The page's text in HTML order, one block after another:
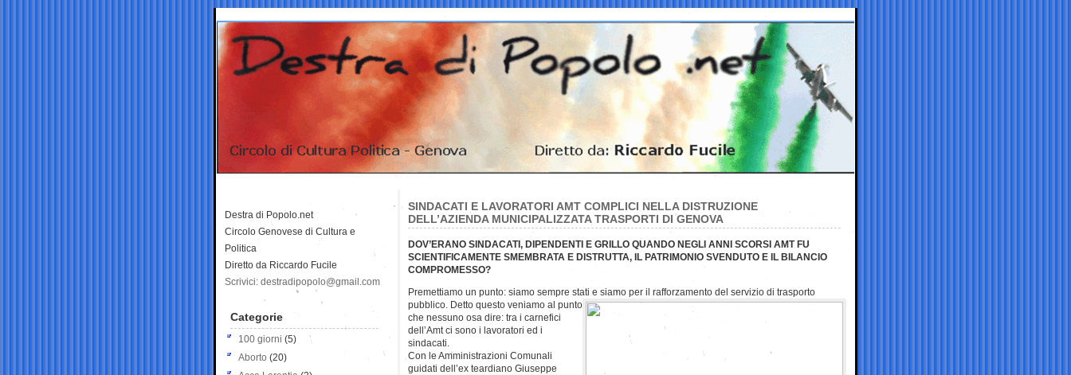
SINDACATI E LAVORATORI AMT COMPLICI NELLA DISTRUZIONE
DELL’AZIENDA MUNICIPALIZZATA TRASPORTI DI GENOVA
DOV’ERANO SINDACATI, DIPENDENTI E GRILLO QUANDO NEGLI ANNI SCORSI AMT FU
SCIENTIFICAMENTE SMEMBRATA E DISTRUTTA, IL PATRIMONIO SVENDUTO E IL BILANCIO
COMPROMESSO?
Premettiamo un punto: siamo sempre stati e siamo per il rafforzamento del servizio di trasporto
pubblico. Detto questo veniamo al punto
che nessuno osa dire: tra i carnefici
dell’Amt ci sono i lavoratori ed i
sindacati.
Con le Amministrazioni Comunali
guidati dell’ex teardiano Giuseppe
Destra di Popolo.net
Circolo Genovese di Cultura e
Politica
Diretto da Riccardo Fucile
Scrivici: destradipopolo@gmail.com
Categorie
100 giorni (5)
Aborto (20)